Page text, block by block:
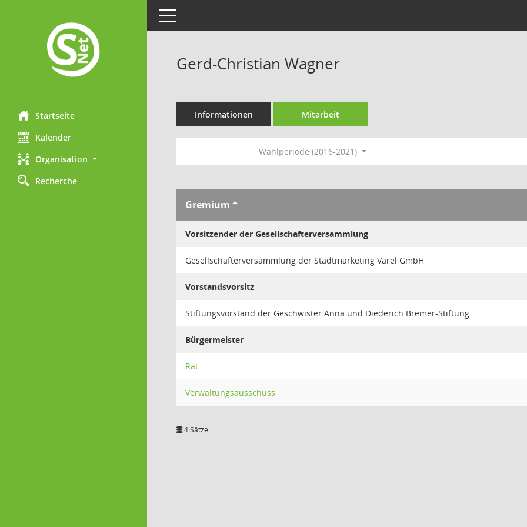
Startseite
Kalender
Organisation
Recherche
Toggle navigation
Gerd-Christian Wagner
Informationen Mitarbeit
Wahlperiode (2016-2021)
Gremium
Vorsitzender der Gesellschafterversammlung
Gesellschafterversammlung der Stadtmarketing Varel GmbH
Vorstandsvorsitz
Stiftungsvorstand der Geschwister Anna und Diederich Bremer-Stiftung
Bürgermeister
Rat
Verwaltungsausschuss
4 Sätze